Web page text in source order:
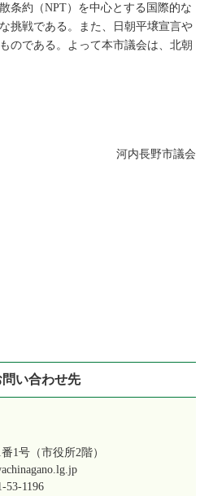
条約（NPT）を中心とする国際的な
挑戦である。また、日朝平壌宣言や
のである。よって本市議会は、北朝
河内長野市議会
い合わせ先
1号（市役所2階）
53-1196